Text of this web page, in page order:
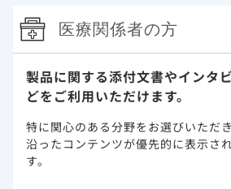
生）
医療関係者の方
製品に関する添付文書やインタ
どをご利用いただけます。
特に関心のある分野をお選びいただき
沿ったコンテンツが優先的に表示さ
す。